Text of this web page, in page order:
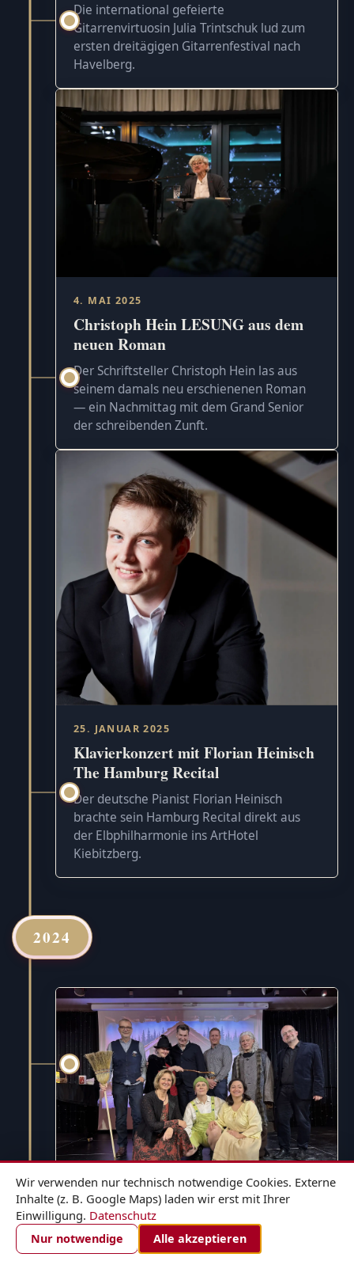
Die international gefeierte
Gitarrenvirtuosin Julia Trintschuk lud zum
ersten dreitägigen Gitarrenfestival nach
Havelberg.
4. MAI 2025
Christoph Hein LESUNG aus dem
neuen Roman
Der Schriftsteller Christoph Hein las aus
seinem damals neu erschienenen Roman
— ein Nachmittag mit dem Grand Senior
der schreibenden Zunft.
25. JANUAR 2025
Klavierkonzert mit Florian Heinisch
The Hamburg Recital
Der deutsche Pianist Florian Heinisch
brachte sein Hamburg Recital direkt aus
der Elbphilharmonie ins ArtHotel
Kiebitzberg.
2024
1. DEZEMBER 2024
Hänsel und Gretel - für die ganze
ZIMMER BUCHEN
Wir verwenden nur technisch notwendige Cookies. Externe
Inhalte (z. B. Google Maps) laden wir erst mit Ihrer
Einwilligung. Datenschutz
Nur notwendige Alle akzeptieren